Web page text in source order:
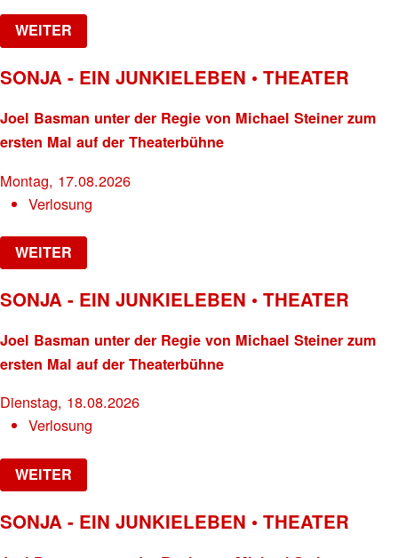
WEITER
SONJA - EIN JUNKIELEBEN • THEATER
Joel Basman unter der Regie von Michael Steiner zum
ersten Mal auf der Theaterbühne
Montag, 17.08.2026
Verlosung
WEITER
SONJA - EIN JUNKIELEBEN • THEATER
Joel Basman unter der Regie von Michael Steiner zum
ersten Mal auf der Theaterbühne
Dienstag, 18.08.2026
Verlosung
WEITER
SONJA - EIN JUNKIELEBEN • THEATER